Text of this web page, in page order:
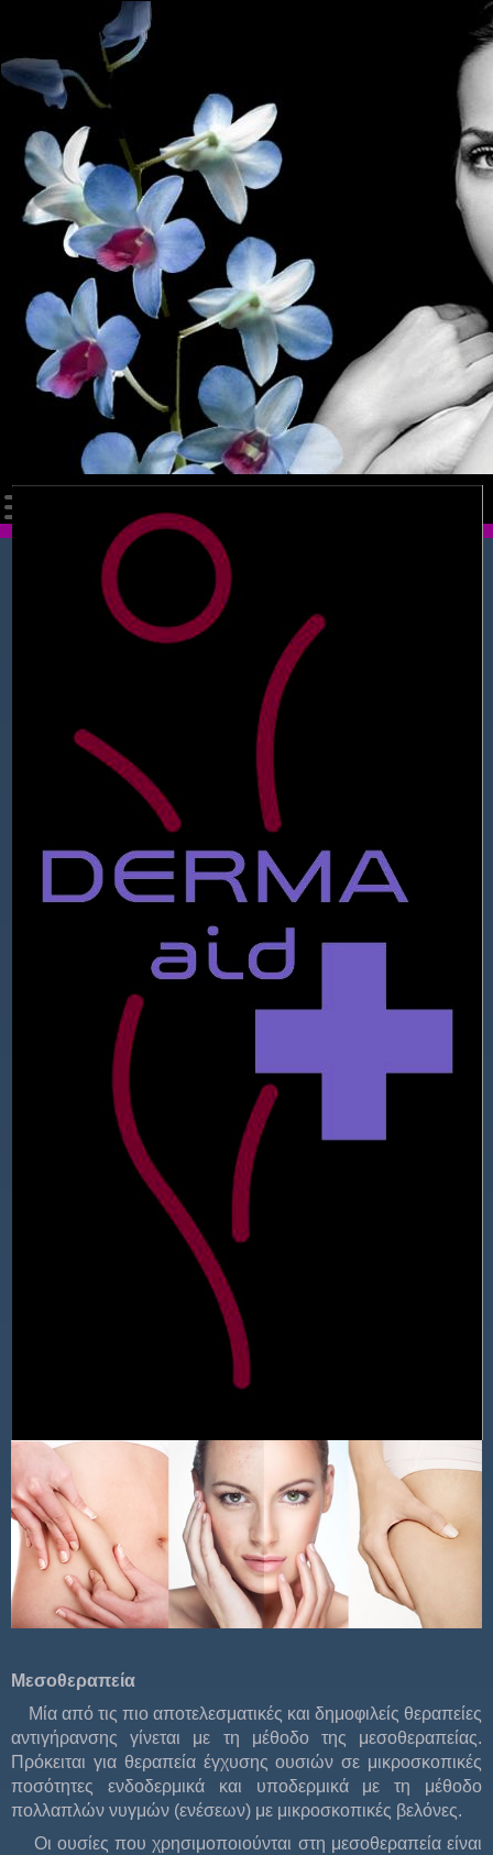
Μεσοθεραπεία
Μία από τις πιο αποτελεσματικές και δημοφιλείς θεραπείες
αντιγήρανσης γίνεται με τη μέθοδο της μεσοθεραπείας.
Πρόκειται για θεραπεία έγχυσης ουσιών σε μικροσκοπικές
ποσότητες ενδοδερμικά και υποδερμικά με τη μέθοδο
πολλαπλών νυγμών (ενέσεων) με μικροσκοπικές βελόνες.
Οι ουσίες που χρησιμοποιούνται στη μεσοθεραπεία είναι